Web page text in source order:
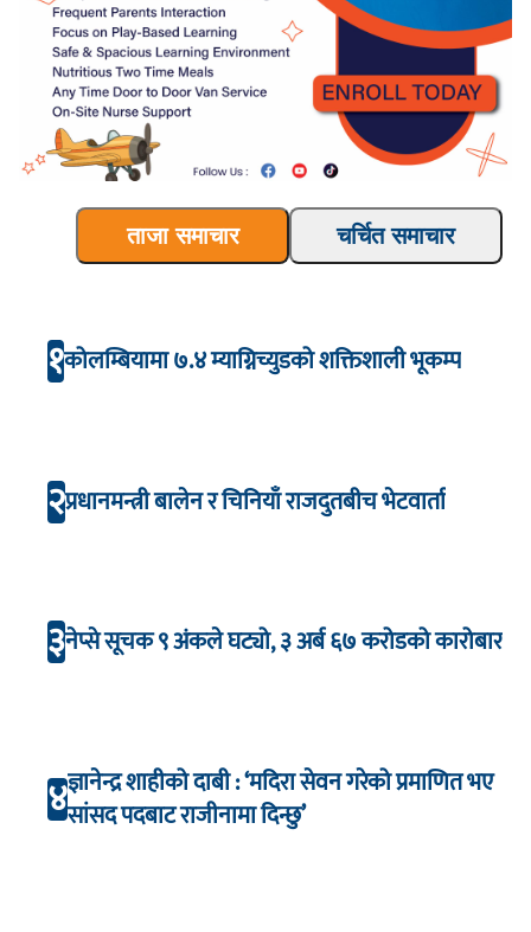
ताजा समाचार चर्चित समाचार
१कोलम्बियामा ७.४ म्याग्निच्युडको शक्तिशाली भूकम्प
२प्रधानमन्त्री बालेन र चिनियाँ राजदुतबीच भेटवार्ता
३नेप्से सूचक ९ अंकले घट्यो, ३ अर्ब ६७ करोडको कारोबार
४ज्ञानेन्द्र शाहीको दाबी : ‘मदिरा सेवन गरेको प्रमाणित भए
सांसद पदबाट राजीनामा दिन्छु’